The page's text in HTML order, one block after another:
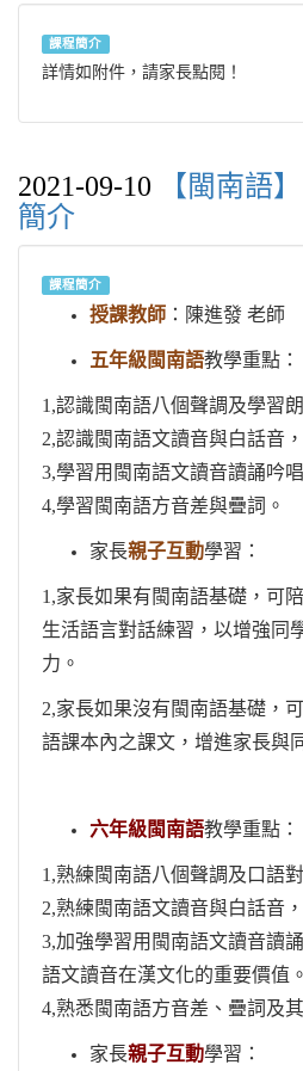
課程簡介
詳情如附件，請家長點閱！
2021-09-10
【閩南語
簡介
課程簡介
授課教師 ：陳進發 老師
五年級閩南語教學重點：
1,認識閩南語八個聲調及學習
2,認識閩南語文讀音與白話音
3,學習用閩南語文讀音讀誦吟
4,學習閩南語方音差與疊詞。
家長親子互動學習：
1,家長如果有閩南語基礎，可
生活語言對話練習，以增強同
力。
2,家長如果沒有閩南語基礎，
語課本內之課文，增進家長與
六年級閩南語教學重點：
1,熟練閩南語八個聲調及口語
2,熟練閩南語文讀音與白話音
3,加強學習用閩南語文讀音讀
語文讀音在漢文化的重要價值。
4,熟悉閩南語方音差、疊詞及
家長親子互動學習：